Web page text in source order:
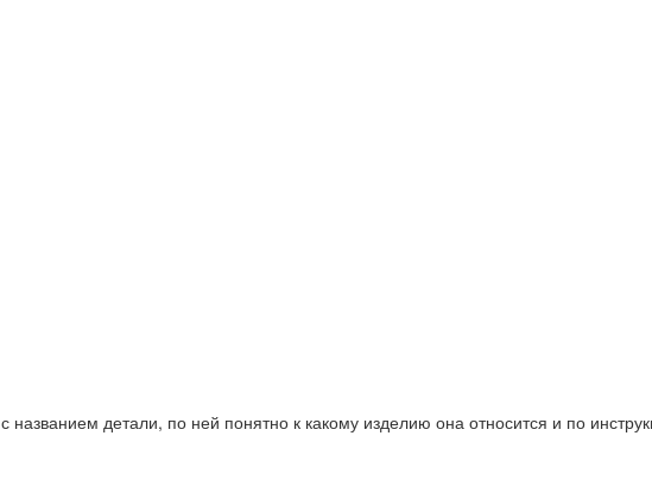
названием детали, по ней понятно к какому изделию она относится и по